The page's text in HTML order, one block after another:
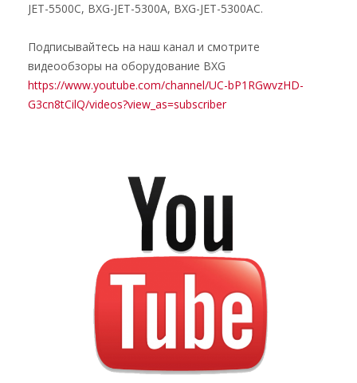
JET-5500C, BXG-JET-5300А, BXG-JET-5300АС.
Подписывайтесь на наш канал и смотрите
видеообзоры на оборудование BXG
https://www.youtube.com/channel/UC-bP1RGwvzHD-
G3cn8tCilQ/videos?view_as=subscriber